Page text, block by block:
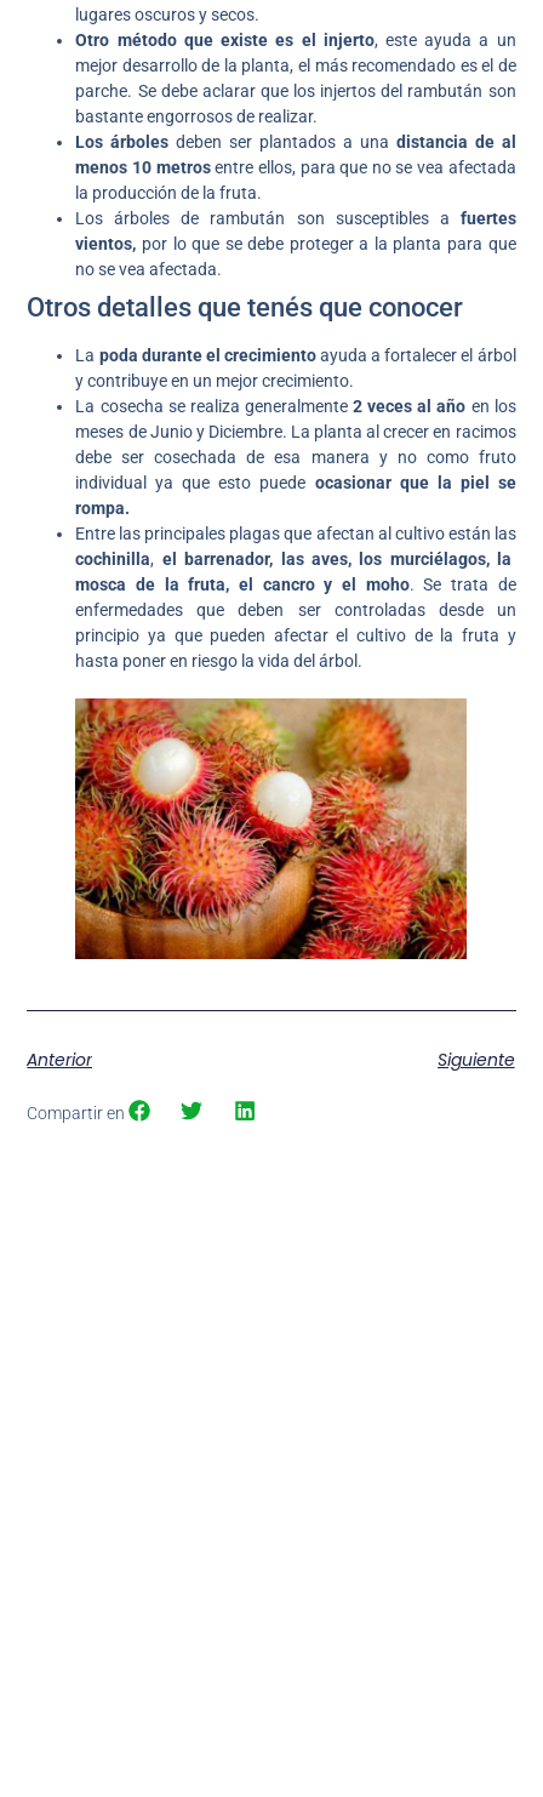
lugares oscuros y secos.
Otro método que existe es el injerto, este ayuda a un
mejor desarrollo de la planta, el más recomendado es el de
parche. Se debe aclarar que los injertos del rambután son
bastante engorrosos de realizar.
Los árboles deben ser plantados a una distancia de al
menos 10 metrosentre ellos, para que no se vea afectada
la producción de la fruta.
Los árboles de rambután son susceptibles a fuertes
vientos, por lo que se debe proteger a la planta para que
no se vea afectada.
Otros detalles que tenés que conocer
La poda durante el crecimientoayuda a fortalecer el árbol
y contribuye en un mejor crecimiento.
La cosecha se realiza generalmente 2 veces al año en los
meses de Junio y Diciembre. La planta al crecer en racimos
debe ser cosechada de esa manera y no como fruto
individual ya que esto puede ocasionar que la piel se
rompa.
Entre las principales plagas que afectan al cultivo están las
cochinilla, el barrenador, las aves, los murciélagos, la
mosca de la fruta, el cancro y el moho. Se trata de
enfermedades que deben ser controladas desde un
principio ya que pueden afectar el cultivo de la fruta y
hasta poner en riesgo la vida del árbol.
Anterior Siguiente
Compartir en